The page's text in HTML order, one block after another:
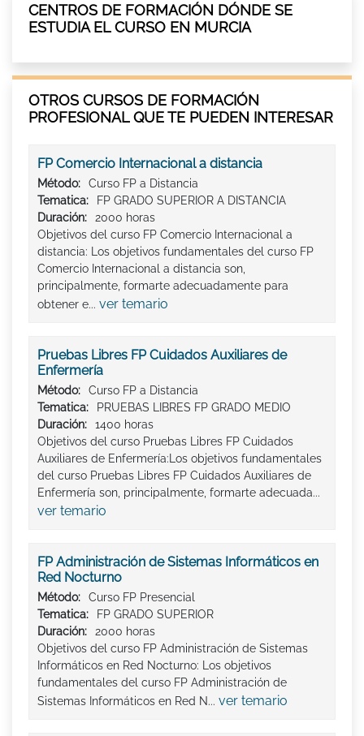
CENTROS DE FORMACIÓN DÓNDE SE
ESTUDIA EL CURSO EN MURCIA
OTROS CURSOS DE FORMACIÓN
PROFESIONAL QUE TE PUEDEN INTERESAR
FP Comercio Internacional a distancia
Método:
Curso FP a Distancia
Tematica:
FP GRADO SUPERIOR A DISTANCIA
Duración:
2000 horas
Objetivos del curso FP Comercio Internacional a
distancia: Los objetivos fundamentales del curso FP
Comercio Internacional a distancia son,
principalmente, formarte adecuadamente para
obtener e... ver temario
Pruebas Libres FP Cuidados Auxiliares de
Enfermería
Método:
Curso FP a Distancia
Tematica:
PRUEBAS LIBRES FP GRADO MEDIO
Duración:
1400 horas
Objetivos del curso Pruebas Libres FP Cuidados
Auxiliares de Enfermería:Los objetivos fundamentales
del curso Pruebas Libres FP Cuidados Auxiliares de
Enfermería son, principalmente, formarte adecuada...
ver temario
FP Administración de Sistemas Informáticos en
Red Nocturno
Método:
Curso FP Presencial
Tematica:
FP GRADO SUPERIOR
Duración:
2000 horas
Objetivos del curso FP Administración de Sistemas
Informáticos en Red Nocturno: Los objetivos
fundamentales del curso FP Administración de
Sistemas Informáticos en Red N... ver temario